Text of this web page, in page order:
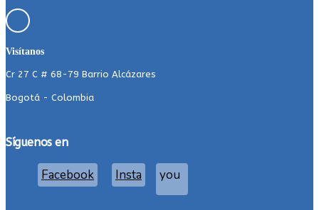
Visítanos
Cr 27 C # 68-79 Barrio Alcázares
Bogotá - Colombia
Síguenos en
Facebook Insta you